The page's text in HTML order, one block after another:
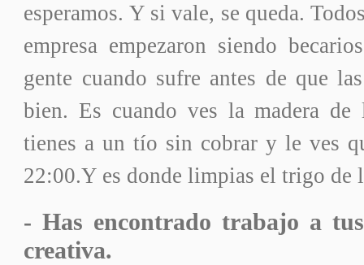
esperamos. Y si vale, se queda.
empresa empezaron siendo
gente cuando sufre antes de que
bien. Es cuando ves la madera de
tienes a un tío sin cobrar y le ves
22:00.Y es donde limpias el trigo de
- Has encontrado trabajo a
creativa.